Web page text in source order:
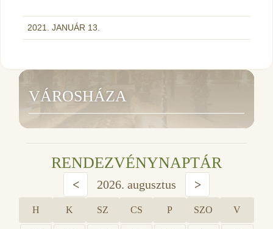
2021. JANUÁR 13.
VÁROSHÁZA
RENDEZVÉNYNAPTÁR
< 2026. augusztus >
H K SZ CS P SZO V